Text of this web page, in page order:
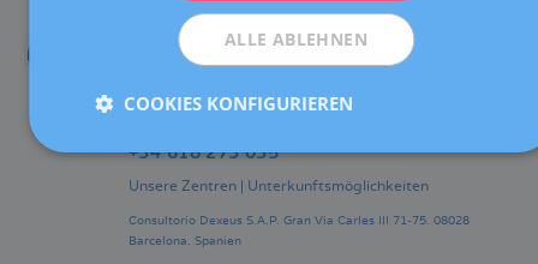
KONTAKT
Telefonnummer:
+34 93 227 48 96
international@dexeus.com
+34 618 273 035
Unsere Zentren | Unterkunftsmöglichkeiten
Consultorio Dexeus S.A.P. Gran Via Carles III 71-75. 08028
Barcelona. Spanien
ALLE ABLEHNEN
COOKIES KONFIGURIEREN